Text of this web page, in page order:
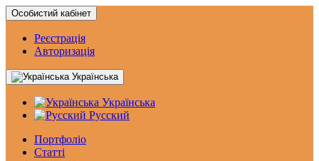
Особистий кабінет
Реєстрація
Авторизація
Українська
Українська
Русский
Портфоліо
Статтi